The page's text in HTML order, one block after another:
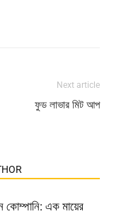
Next article
ফুড লাভার মিট আপ
কোম্পানি: এক মায়ের